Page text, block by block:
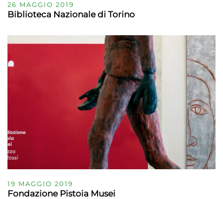
26 MAGGIO 2019
Biblioteca Nazionale di Torino
19 MAGGIO 2019
Fondazione Pistoia Musei